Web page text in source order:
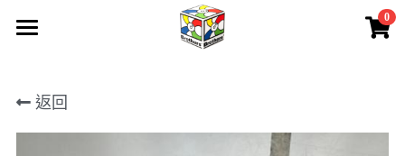
0
所有產品
返回
×
商品分類
所有商品分類